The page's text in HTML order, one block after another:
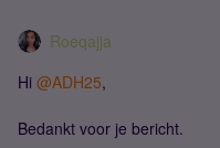
Roeqajja
Hi ​ @ADH25,
Bedankt voor je bericht.